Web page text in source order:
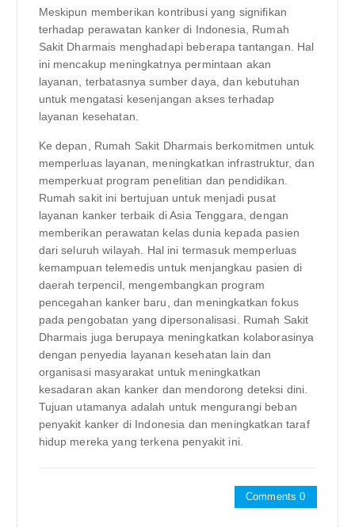
Meskipun memberikan kontribusi yang signifikan
terhadap perawatan kanker di Indonesia, Rumah
Sakit Dharmais menghadapi beberapa tantangan. Hal
ini mencakup meningkatnya permintaan akan
layanan, terbatasnya sumber daya, dan kebutuhan
untuk mengatasi kesenjangan akses terhadap
layanan kesehatan.
Ke depan, Rumah Sakit Dharmais berkomitmen untuk
memperluas layanan, meningkatkan infrastruktur, dan
memperkuat program penelitian dan pendidikan.
Rumah sakit ini bertujuan untuk menjadi pusat
layanan kanker terbaik di Asia Tenggara, dengan
memberikan perawatan kelas dunia kepada pasien
dari seluruh wilayah. Hal ini termasuk memperluas
kemampuan telemedis untuk menjangkau pasien di
daerah terpencil, mengembangkan program
pencegahan kanker baru, dan meningkatkan fokus
pada pengobatan yang dipersonalisasi. Rumah Sakit
Dharmais juga berupaya meningkatkan kolaborasinya
dengan penyedia layanan kesehatan lain dan
organisasi masyarakat untuk meningkatkan
kesadaran akan kanker dan mendorong deteksi dini.
Tujuan utamanya adalah untuk mengurangi beban
penyakit kanker di Indonesia dan meningkatkan taraf
hidup mereka yang terkena penyakit ini.
Comments 0